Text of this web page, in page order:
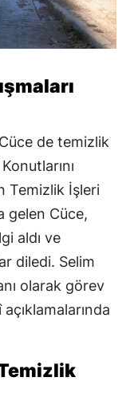
de temizlik
Temizlik İşleri
gelen Cüce,
aldı ve
diledi. Selim
olarak görev